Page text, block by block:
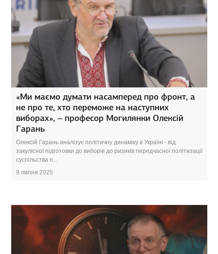
«Ми маємо думати насамперед про фронт, а
не про те, хто переможе на наступних
виборах», – професор Могилянки Олексій
Гарань
Олексій Гарань аналізує політичну динаміку в Україні - від
закулісної підготовки до виборів до ризиків передчасної політизації
суспільства п...
9 липня 2025